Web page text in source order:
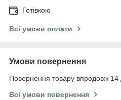
Готівкою
Всі умови оплати
Умови повернення
Повернення товару впродовж 14
Всі умови повернення